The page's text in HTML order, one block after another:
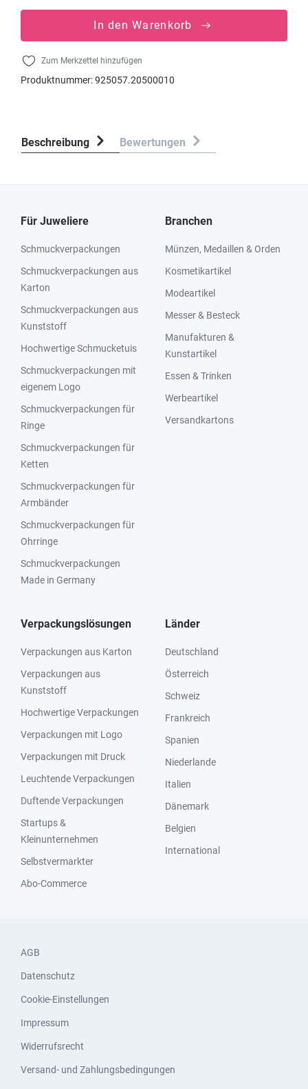
In den Warenkorb
Zum Merkzettel hinzufügen
Produktnummer:925057.20500010
Beschreibung Bewertungen
Für Juweliere
Schmuckverpackungen
Schmuckverpackungen aus
Karton
Schmuckverpackungen aus
Kunststoff
Hochwertige Schmucketuis
Schmuckverpackungen mit
eigenem Logo
Schmuckverpackungen für
Ringe
Schmuckverpackungen für
Ketten
Schmuckverpackungen für
Armbänder
Schmuckverpackungen für
Ohrringe
Schmuckverpackungen
Made in Germany
Branchen
Münzen, Medaillen & Orden
Kosmetikartikel
Modeartikel
Messer & Besteck
Manufakturen &
Kunstartikel
Essen & Trinken
Werbeartikel
Versandkartons
Verpackungslösungen
Verpackungen aus Karton
Verpackungen aus
Kunststoff
Hochwertige Verpackungen
Verpackungen mit Logo
Verpackungen mit Druck
Leuchtende Verpackungen
Duftende Verpackungen
Startups &
Kleinunternehmen
Selbstvermarkter
Abo-Commerce
Länder
Deutschland
Österreich
Schweiz
Frankreich
Spanien
Niederlande
Italien
Dänemark
Belgien
International
AGB
Datenschutz
Cookie-Einstellungen
Impressum
Widerrufsrecht
Versand- und Zahlungsbedingungen